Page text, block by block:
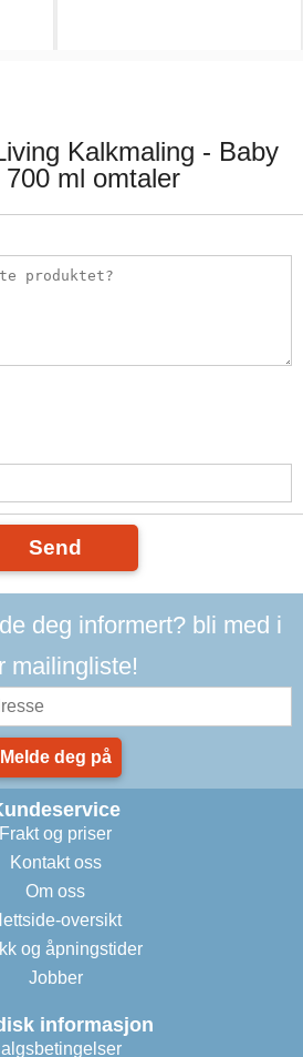
Kalkmaling - Baby
700 ml omtaler
Send
deg informert? bli med i
mailingliste!
Melde deg på
Frakt og priser
Kontakt oss
Om oss
oversikt
og åpningstider
Jobber
informasjon